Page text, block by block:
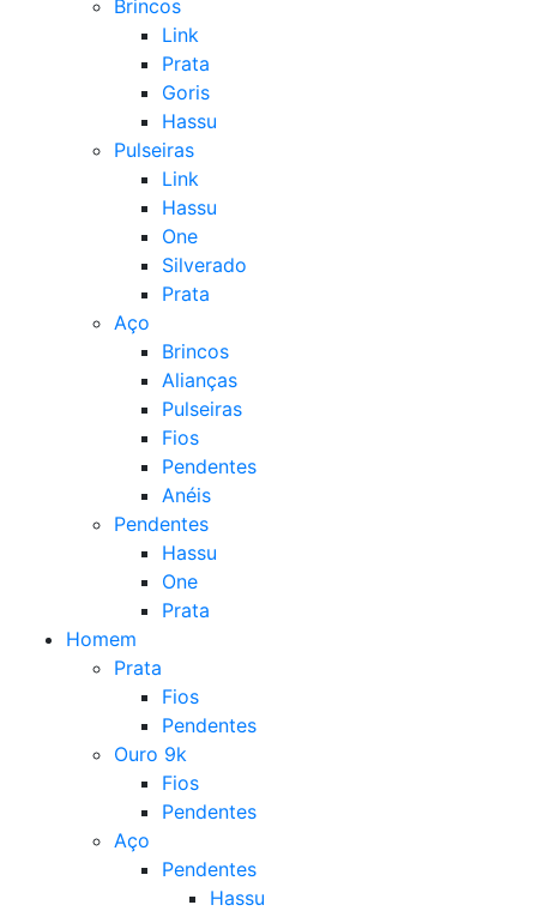
Brincos
Link
Prata
Goris
Hassu
Pulseiras
Link
Hassu
One
Silverado
Prata
Aço
Brincos
Alianças
Pulseiras
Fios
Pendentes
Anéis
Pendentes
Hassu
One
Prata
Homem
Prata
Fios
Pendentes
Ouro 9k
Fios
Pendentes
Aço
Pendentes
Hassu